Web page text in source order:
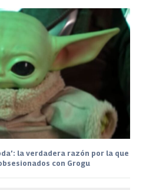
la verdadera razón por la que
con Grogu